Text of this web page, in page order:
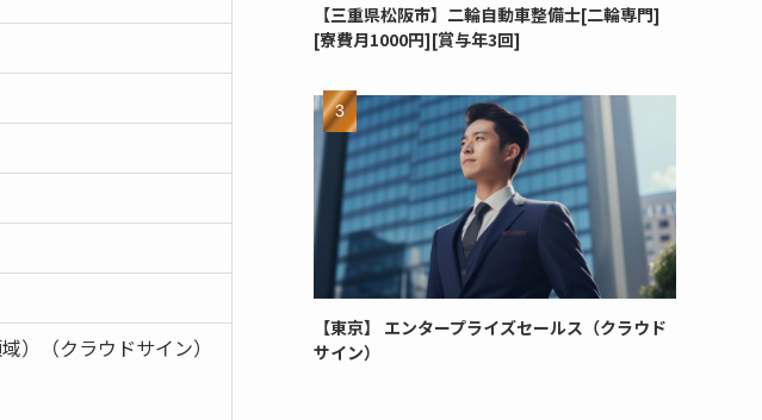
）（クラウドサイン）
【三重県松阪市】二輪自動車整備士[二輪専門]
[寮費月1000円][賞与年3回]
【東京】 エンタープライズセールス（クラウド
サイン）